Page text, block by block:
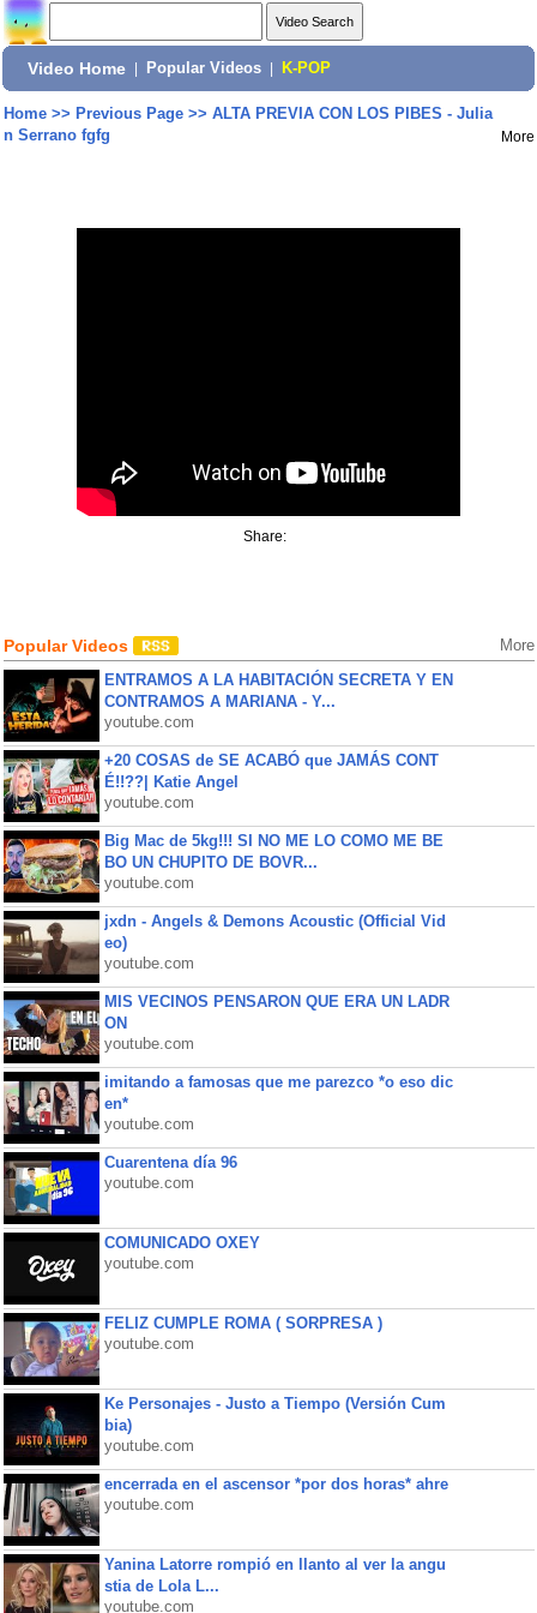
Video Home Popular Videos K-POP
Home>> Previous Page>> ALTA PREVIA CON LOS PIBES - Julia
n Serrano fgfg
More
Share:
Popular Videos More
ENTRAMOS A LA HABITACIÓN SECRETA Y EN
CONTRAMOS A MARIANA - Y...
youtube.com
+20 COSAS de SE ACABÓ que JAMÁS CONT
É!!??| Katie Angel
youtube.com
Big Mac de 5kg!!! SI NO ME LO COMO ME BE
BO UN CHUPITO DE BOVR...
youtube.com
jxdn - Angels & Demons Acoustic (Official Vid
eo)
youtube.com
MIS VECINOS PENSARON QUE ERA UN LADR
ON
youtube.com
imitando a famosas que me parezco *o eso dic
en*
youtube.com
Cuarentena día 96
youtube.com
COMUNICADO OXEY
youtube.com
FELIZ CUMPLE ROMA ( SORPRESA )
youtube.com
Ke Personajes - Justo a Tiempo (Versión Cum
bia)
youtube.com
encerrada en el ascensor *por dos horas* ahre
youtube.com
Yanina Latorre rompió en llanto al ver la angu
stia de Lola L...
youtube.com